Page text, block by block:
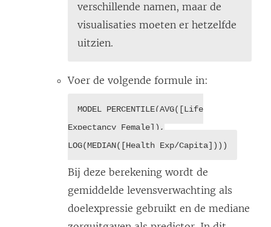
verschillende namen, maar de
visualisaties moeten er hetzelfde
uitzien.
Voer de volgende formule in:
MODEL_PERCENTILE(AVG([Life
Expectancy Female]),
LOG(MEDIAN([Health Exp/Capita])))
Bij deze berekening wordt de
gemiddelde levensverwachting als
doelexpressie gebruikt en de mediane